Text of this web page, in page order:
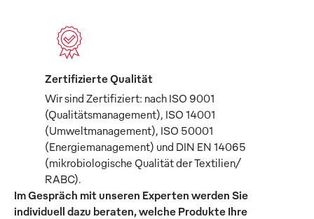
Zertifizierte Qualität
Wir sind Zertifiziert: nach ISO 9001
(Qualitätsmanagement), ISO 14001
(Umweltmanagement), ISO 50001
(Energiemanagement) und DIN EN 14065
(mikrobiologische Qualität der Textilien/
RABC).
Im Gespräch mit unseren Experten werden Sie
individuell dazu beraten, welche Produkte Ihre